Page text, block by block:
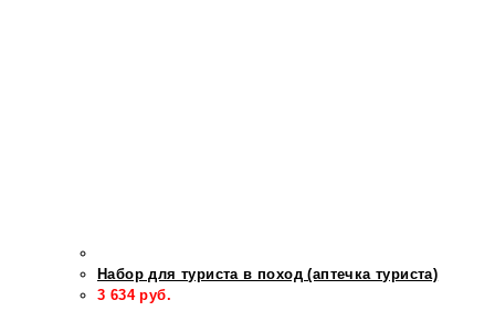
Набор для туриста в поход (аптечка туриста)
3 634руб.